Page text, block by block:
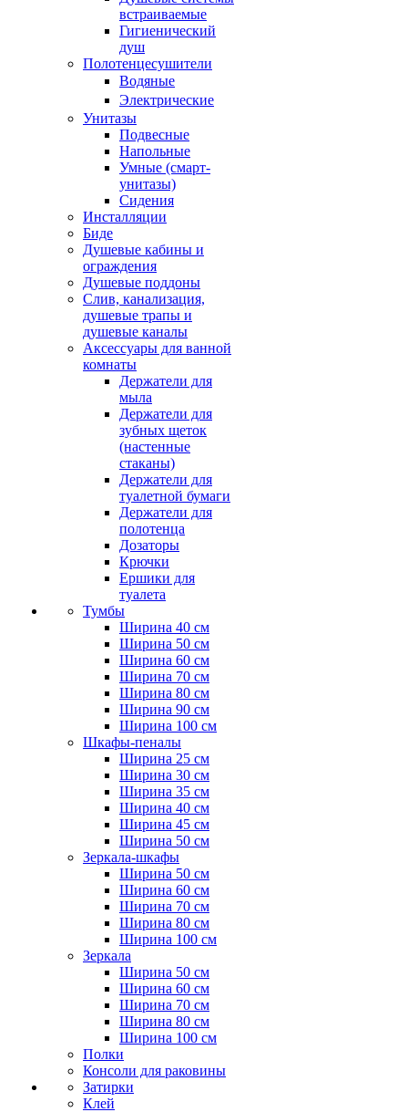
встраиваемые
Гигиенический
душ
Полотенцесушители
ㅤВодяные
ㅤЭлектрические
Унитазы
Подвесные
Напольные
Умные (смарт-
унитазы)
Сидения
Инсталляции
Биде
Душевые кабины и
ограждения
Душевые поддоны
Слив, канализация,
душевые трапы и
душевые каналы
Аксессуары для ванной
комнаты
Держатели для
мыла
Держатели для
зубных щеток
(настенные
стаканы)
Держатели для
туалетной бумаги
Держатели для
полотенца
Дозаторы
Крючки
Ершики для
туалета
Тумбы
Ширина 40 см
Ширина 50 см
Ширина 60 см
Ширина 70 см
Ширина 80 см
Ширина 90 см
Ширина 100 см
Шкафы-пеналы
Ширина 25 см
Ширина 30 см
Ширина 35 см
Ширина 40 см
Ширина 45 см
Ширина 50 см
Зеркала-шкафы
Ширина 50 см
Ширина 60 см
Ширина 70 см
Ширина 80 см
Ширина 100 см
Зеркала
Ширина 50 см
Ширина 60 см
Ширина 70 см
Ширина 80 см
Ширина 100 см
Полки
Консоли для раковины
Затирки
Клей